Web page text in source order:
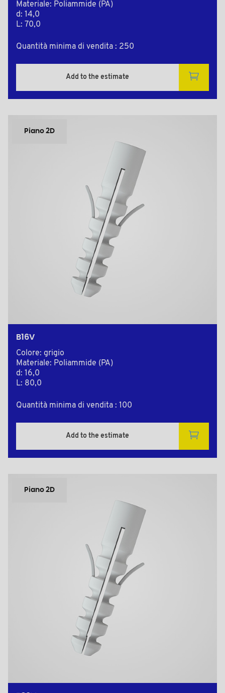
Materiale: Poliammide (PA)
d: 14,0
L: 70,0
Quantità minima di vendita : 250
Add to the estimate
Piano 2D
B16V
Colore: grigio
Materiale: Poliammide (PA)
d: 16,0
L: 80,0
Quantità minima di vendita : 100
Add to the estimate
Piano 2D